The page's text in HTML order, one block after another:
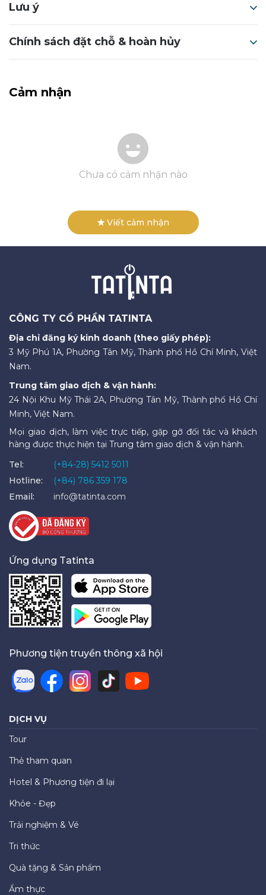
Lưu ý
Chính sách đặt chỗ & hoàn hủy
Cảm nhận
Chưa có cảm nhận nào
Viết cảm nhận
CÔNG TY CỔ PHẦN TATINTA
Địa chỉ đăng ký kinh doanh (theo giấy phép):
3 Mỹ Phú 1A, Phường Tân Mỹ, Thành phố Hồ Chí Minh, Việt
Nam.
Trung tâm giao dịch & vận hành:
24 Nội Khu Mỹ Thái 2A, Phường Tân Mỹ, Thành phố Hồ Chí
Minh, Việt Nam.
Mọi giao dịch, làm việc trực tiếp, gặp gỡ đối tác và khách
hàng được thực hiện tại Trung tâm giao dịch & vận hành.
Tel:
(+84-28) 5412 5011
Hotline:
(+84) 786 359 178
Email:
info@tatinta.com
Ứng dụng Tatinta
Phương tiện truyền thông xã hội
DỊCH VỤ
Tour
Thẻ tham quan
Hotel & Phương tiện đi lại
Khỏe - Đẹp
Trải nghiệm & Vé
Tri thức
Quà tặng & Sản phẩm
Ẩm thực